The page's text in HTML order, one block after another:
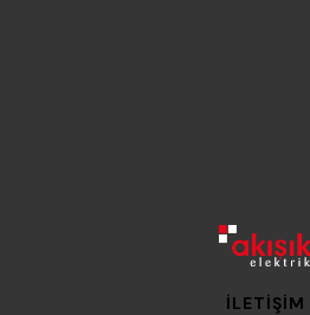
İLETIŞIM